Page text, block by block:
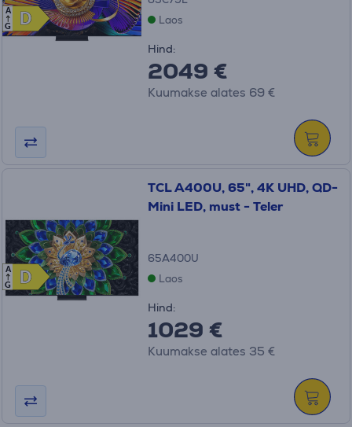
D
D
A
G
Laos
Hind:
2049 €
Kuumakse alates 69 €
D
D
A
G
TCL A400U, 65", 4K UHD, QD-
Mini LED, must - Teler
65A400U
Laos
Hind:
1029 €
Kuumakse alates 35 €